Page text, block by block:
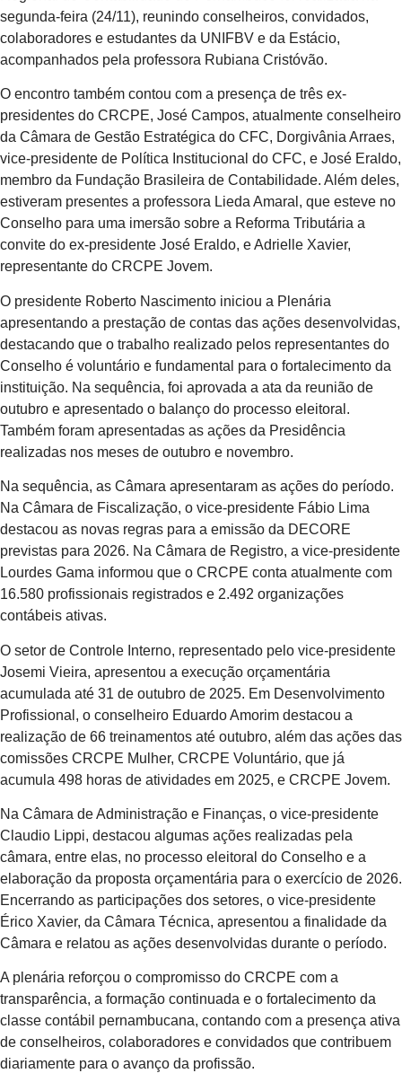
segunda-feira (24/11), reunindo conselheiros, convidados,
colaboradores e estudantes da UNIFBV e da Estácio,
acompanhados pela professora Rubiana Cristóvão.
O encontro também contou com a presença de três ex-
presidentes do CRCPE, José Campos, atualmente conselheiro
da Câmara de Gestão Estratégica do CFC, Dorgivânia Arraes,
vice-presidente de Política Institucional do CFC, e José Eraldo,
membro da Fundação Brasileira de Contabilidade. Além deles,
estiveram presentes a professora Lieda Amaral, que esteve no
Conselho para uma imersão sobre a Reforma Tributária a
convite do ex-presidente José Eraldo, e Adrielle Xavier,
representante do CRCPE Jovem.
O presidente Roberto Nascimento iniciou a Plenária
apresentando a prestação de contas das ações desenvolvidas,
destacando que o trabalho realizado pelos representantes do
Conselho é voluntário e fundamental para o fortalecimento da
instituição. Na sequência, foi aprovada a ata da reunião de
outubro e apresentado o balanço do processo eleitoral.
Também foram apresentadas as ações da Presidência
realizadas nos meses de outubro e novembro.
Na sequência, as Câmara apresentaram as ações do período.
Na Câmara de Fiscalização, o vice-presidente Fábio Lima
destacou as novas regras para a emissão da DECORE
previstas para 2026. Na Câmara de Registro, a vice-presidente
Lourdes Gama informou que o CRCPE conta atualmente com
16.580 profissionais registrados e 2.492 organizações
contábeis ativas.
O setor de Controle Interno, representado pelo vice-presidente
Josemi Vieira, apresentou a execução orçamentária
acumulada até 31 de outubro de 2025. Em Desenvolvimento
Profissional, o conselheiro Eduardo Amorim destacou a
realização de 66 treinamentos até outubro, além das ações das
comissões CRCPE Mulher, CRCPE Voluntário, que já
acumula 498 horas de atividades em 2025, e CRCPE Jovem.
Na Câmara de Administração e Finanças, o vice-presidente
Claudio Lippi, destacou algumas ações realizadas pela
câmara, entre elas, no processo eleitoral do Conselho e a
elaboração da proposta orçamentária para o exercício de 2026.
Encerrando as participações dos setores, o vice-presidente
Érico Xavier, da Câmara Técnica, apresentou a finalidade da
Câmara e relatou as ações desenvolvidas durante o período.
A plenária reforçou o compromisso do CRCPE com a
transparência, a formação continuada e o fortalecimento da
classe contábil pernambucana, contando com a presença ativa
de conselheiros, colaboradores e convidados que contribuem
diariamente para o avanço da profissão.